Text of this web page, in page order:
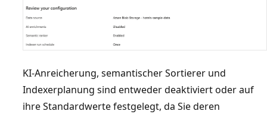
KI-Anreicherung, semantischer Sortierer und
Indexerplanung sind entweder deaktiviert oder auf
ihre Standardwerte festgelegt, da Sie deren